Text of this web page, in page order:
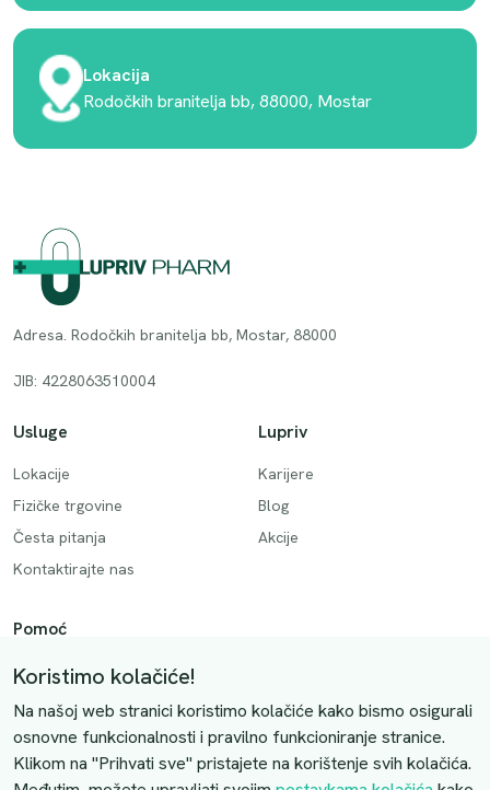
Lokacija
Rodočkih branitelja bb, 88000, Mostar
Adresa. Rodočkih branitelja bb, Mostar, 88000
JIB: 4228063510004
Usluge
Lokacije
Fizičke trgovine
Česta pitanja
Kontaktirajte nas
Lupriv
Karijere
Blog
Akcije
Pomoć
Način plaćanja
Dostava
Povrati i otkazivanje
Uslovi kupovine
Koristimo kolačiće!
Na našoj web stranici koristimo kolačiće kako bismo osigurali
osnovne funkcionalnosti i pravilno funkcioniranje stranice.
Klikom na "Prihvati sve" pristajete na korištenje svih kolačića.